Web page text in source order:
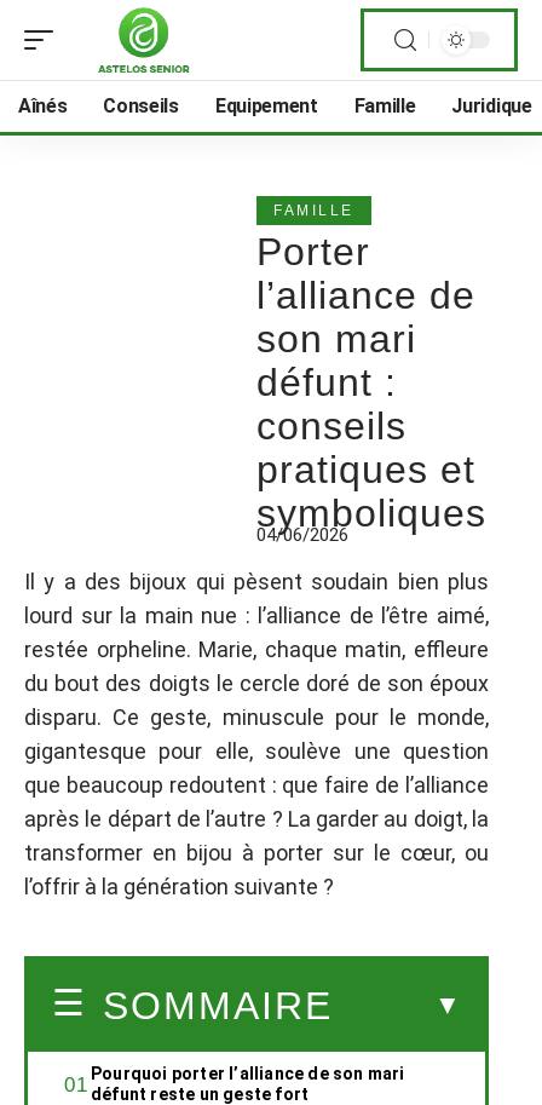
Aînés Conseils Equipement Famille Juridique
FAMILLE
Porter
l’alliance de
son mari
défunt :
conseils
pratiques et
symboliques
04/06/2026
Il y a des bijoux qui pèsent soudain bien plus
lourd sur la main nue : l’alliance de l’être aimé,
restée orpheline. Marie, chaque matin, effleure
du bout des doigts le cercle doré de son époux
disparu. Ce geste, minuscule pour le monde,
gigantesque pour elle, soulève une question
que beaucoup redoutent : que faire de l’alliance
après le départ de l’autre ? La garder au doigt, la
transformer en bijou à porter sur le cœur, ou
l’offrir à la génération suivante ?
SOMMAIRE
Pourquoi porter l’alliance de son mari
défunt reste un geste fort